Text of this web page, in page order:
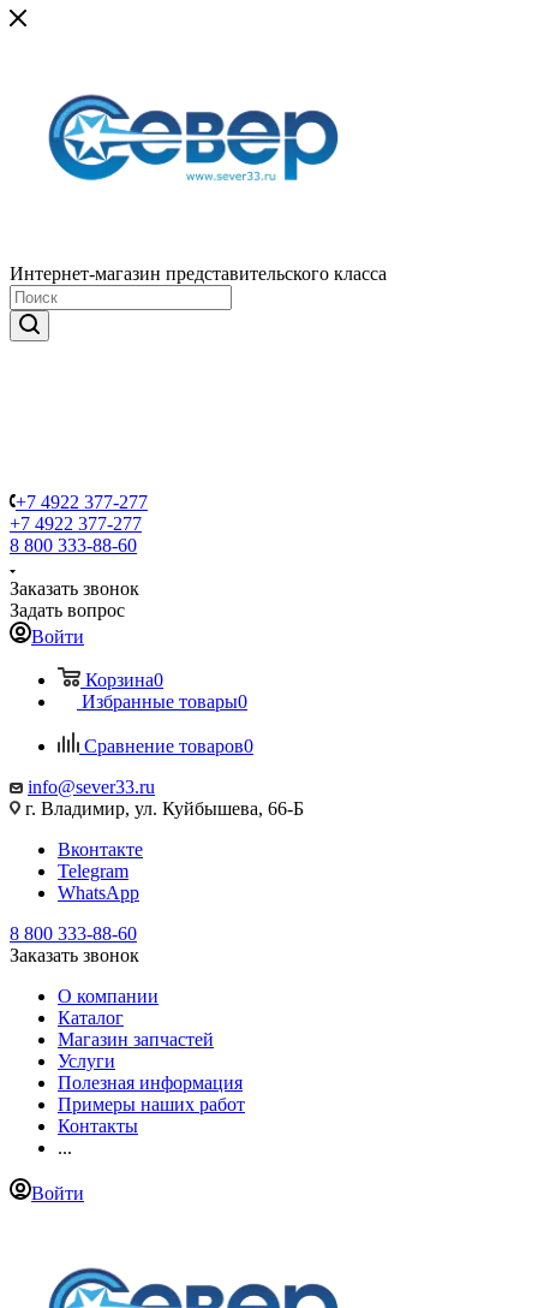
Интернет-магазин представительского класса
+7 4922 377-277
+7 4922 377-277
8 800 333-88-60
Заказать звонок
Задать вопрос
Войти
Корзина0
Избранные товары0
Сравнение товаров0
info@sever33.ru
г. Владимир, ул. Куйбышева, 66-Б
Вконтакте
Telegram
WhatsApp
8 800 333-88-60
Заказать звонок
О компании
Каталог
Магазин запчастей
Услуги
Полезная информация
Примеры наших работ
Контакты
...
Войти